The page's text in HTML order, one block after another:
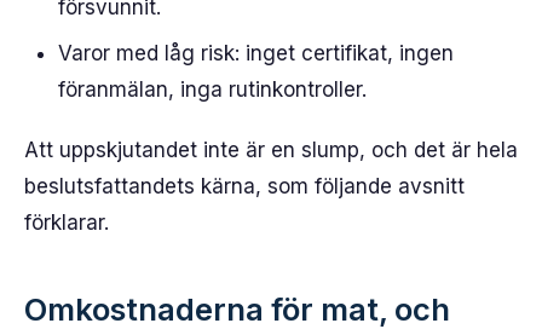
försvunnit.
Varor med låg risk: inget certifikat, ingen
föranmälan, inga rutinkontroller.
Att uppskjutandet inte är en slump, och det är hela
beslutsfattandets kärna, som följande avsnitt
förklarar.
Omkostnaderna för mat, och